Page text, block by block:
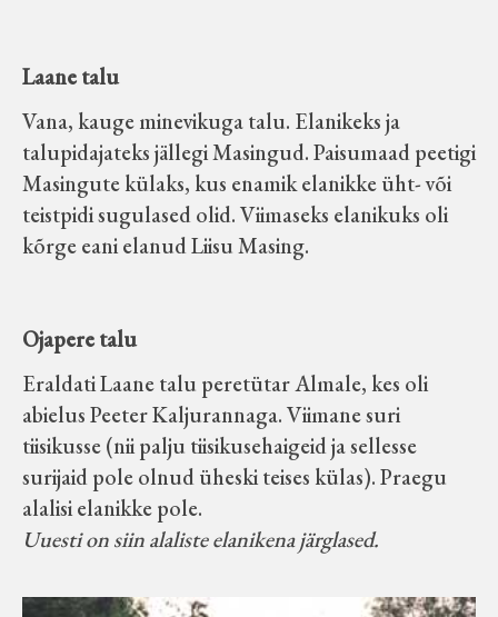
Laane talu
Vana, kauge minevikuga talu. Elanikeks ja
talupidajateks jällegi Masingud. Paisumaad peetigi
Masingute külaks, kus enamik elanikke üht- või
teistpidi sugulased olid. Viimaseks elanikuks oli
kõrge eani elanud Liisu Masing.
Ojapere talu
Eraldati Laane talu peretütar Almale, kes oli
abielus Peeter Kaljurannaga. Viimane suri
tiisikusse (nii palju tiisikusehaigeid ja sellesse
surijaid pole olnud üheski teises külas). Praegu
alalisi elanikke pole.
Uuesti on siin alaliste elanikena järglased.